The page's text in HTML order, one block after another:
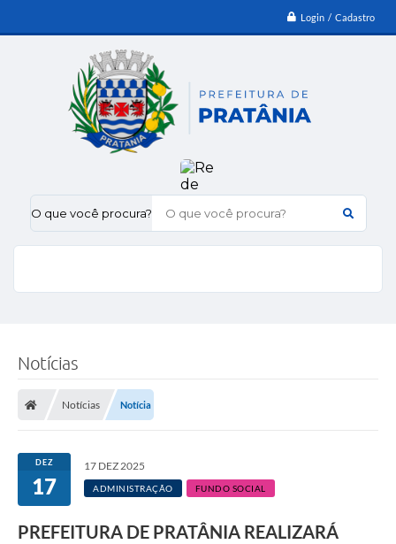
Login / Cadastro
O que você procura?
Notícias
Notícias Notícia
DEZ
17
17 DEZ 2025
ADMINISTRAÇÃO FUNDO SOCIAL
PREFEITURA DE PRATÂNIA REALIZARÁ